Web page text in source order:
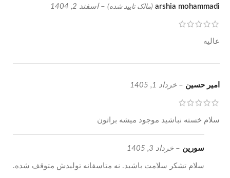
arshia mohammadi (مالک تایید شده) – اسفند 2, 1404
عالیه
امیر حسین – خرداد 1, 1405
سلام خسته نباشید موجود میشه براتون
سورین – خرداد 3, 1405
سلام تشکر سلامت باشید. نه متاسفانه تولیدش متوقف شده.